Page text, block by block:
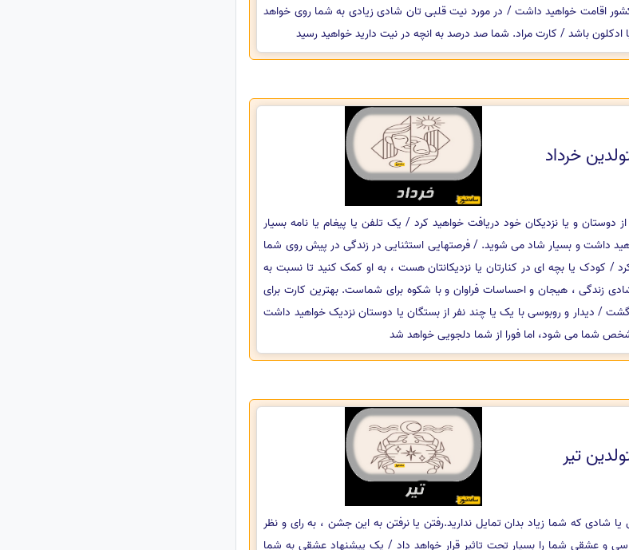
اقامت خواهید داشت / در مورد نیت قلبی تان شادی زیادی به شما روی خواهد
باشد / کارت مراد. شما صد درصد به انچه در نیت دارید خواهید رسید
خرداد
و یا نزدیکان خود دریافت خواهید کرد / یک تلفن یا پیغام یا نامه بسیار
داشت و بسیار شاد می شوید. / فرصتهایی استثنایی در زندگی در پیش روی شما
/ کودک یا بچه ای در کنارتان یا نزدیکانتان هست ، به او کمک کنید تا نسبت به
زندگی ، هیجان و احساسات فراوان و با شکوه برای شماست. بهترین کارت برای
/ دیدار و روبوسی با یک یا چند نفر از بستگان یا دوستان نزدیک خواهید داشت
شخص شما می شود، اما فورا از شما دلجویی خواهد شد
تیر
که شما زیاد بدان تمایل ندارید.رفتن یا نرفتن به این جشن ، به رای و نظر
و عشقی شما را بسیار تحت تاثیر قرار خواهد داد / یک پیشنهاد عشقی به شما